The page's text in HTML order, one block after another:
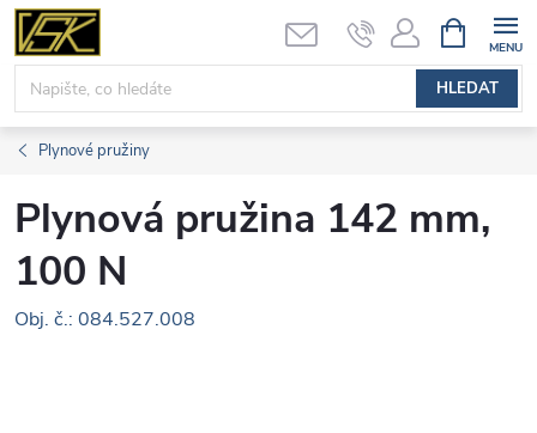
Přejít
obsah
HLEDAT
NÁKUPNÍ
KOŠÍK
Plynové pružiny
Plynová pružina 142 mm,
100 N
Obj. č.: 084.527.008